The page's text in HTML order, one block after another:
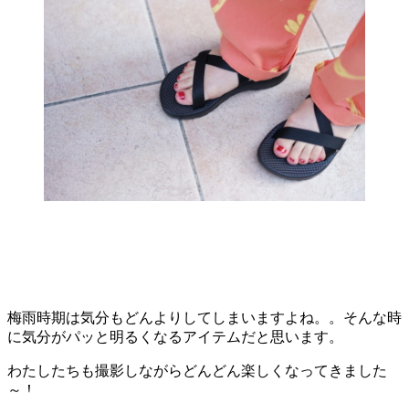
梅雨時期は気分もどんよりしてしまいますよね。。そんな時
に気分がパッと明るくなるアイテムだと思います。
わたしたちも撮影しながらどんどん楽しくなってきました